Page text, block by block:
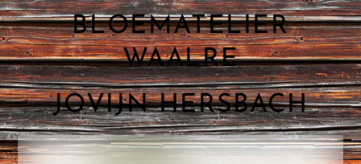
BLOEMATELIER
WAALRE
JOVIJN HERSBACH